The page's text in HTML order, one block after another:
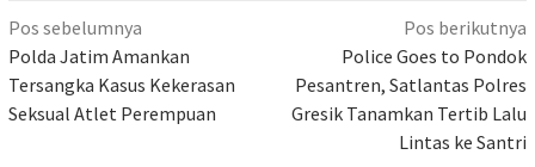
Navigasi
pos
Pos sebelumnya
Polda Jatim Amankan
Tersangka Kasus Kekerasan
Seksual Atlet Perempuan
Pos berikutnya
Police Goes to Pondok
Pesantren, Satlantas Polres
Gresik Tanamkan Tertib Lalu
Lintas ke Santri